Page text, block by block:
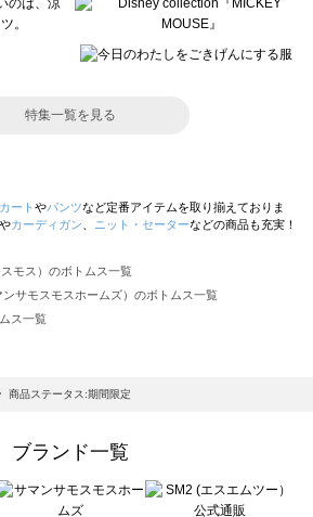
特集一覧を見る
ート やパンツなど定番アイテムを取り揃えておりま
やカーディガン ニット・セーターなどの商品も充実！
モス）のボトムス一覧
サモスモスホームズ）のボトムス一覧
ス一覧
ツハルバイサマンサモスモス）のボトムス一覧
モスモス ブルー）のボトムス一覧
ムス一覧
一覧
ラシック）のボトムス一覧
商品ステータス:期間限定
ブランド一覧